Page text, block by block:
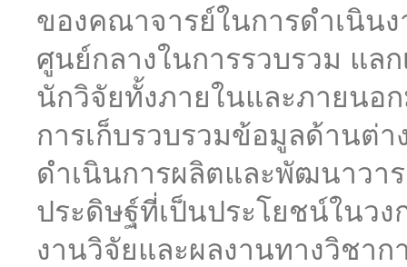
ของคณาจารย์ในการดำเนิน
ศูนย์กลางในการรวบรวม แล
นักวิจัยทั้งภายในและภายนอ
การเก็บรวบรวมข้อมูลด้านต่
ดำเนินการผลิตและพัฒนาวา
ประดิษฐ์ที่เป็นประโยชน์ในวง
งานวิจัยและผลงานทางวิชา